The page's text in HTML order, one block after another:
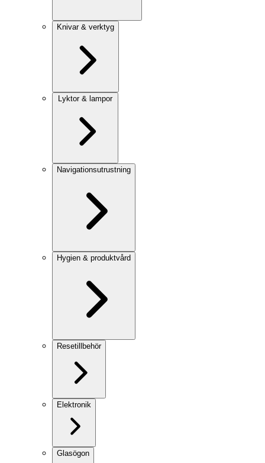
Knivar & verktyg
Lyktor & lampor
Navigationsutrustning
Hygien & produktvård
Resetillbehör
Elektronik
Glasögon